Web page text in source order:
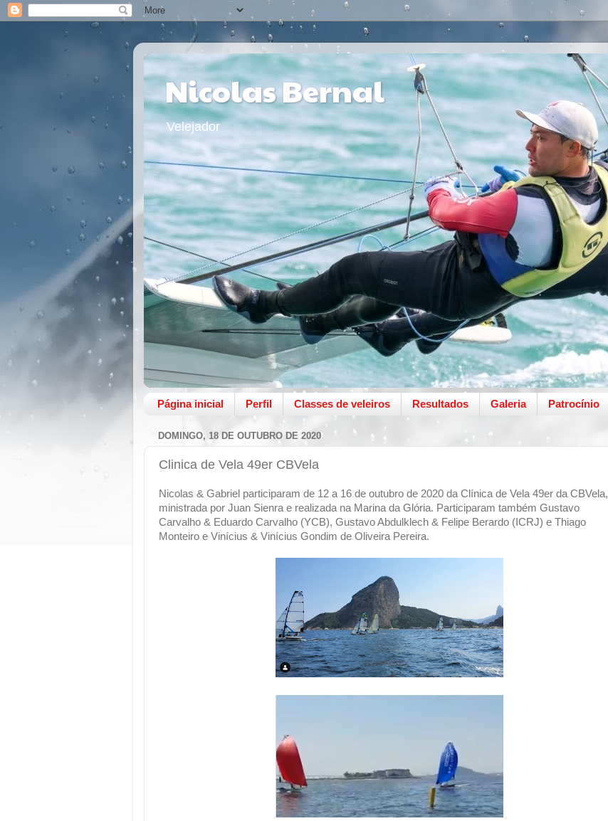
Nicolas Bernal
Velejador
Página inicial Perfil Classes de veleiros Resultados Galeria Patrocínio
DOMINGO, 18 DE OUTUBRO DE 2020
Clinica de Vela 49er CBVela
Nicolas & Gabriel participaram de 12 a 16 de outubro de 2020 da Clínica de Vela 49er da CBVela,
ministrada por Juan Sienra e realizada na Marina da Glória. Participaram também Gustavo
Carvalho & Eduardo Carvalho (YCB), Gustavo Abdulklech & Felipe Berardo (ICRJ) e Thiago
Monteiro e Vinícius & Vinícius Gondim de Oliveira Pereira.